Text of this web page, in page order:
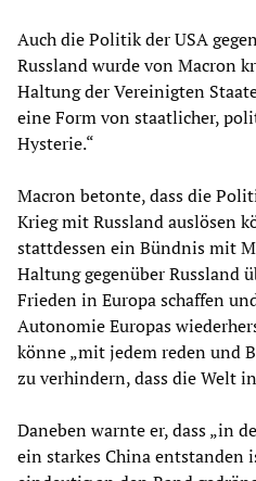
Auch die Politik der USA
Russland wurde von Macron
Haltung der Vereinigten
eine Form von staatlicher,
Hysterie.“
Macron betonte, dass die
Krieg mit Russland auslösen
stattdessen ein Bündnis mit
Haltung gegenüber Russland
Frieden in Europa schaffen
Autonomie Europas
könne „mit jedem reden und
zu verhindern, dass die Welt
Daneben warnte er, dass „in
ein starkes China entstanden